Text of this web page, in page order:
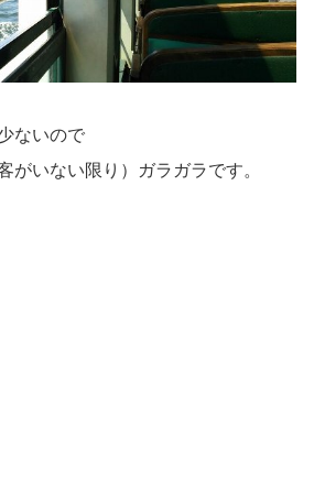
ないので
がいない限り）ガラガラです。